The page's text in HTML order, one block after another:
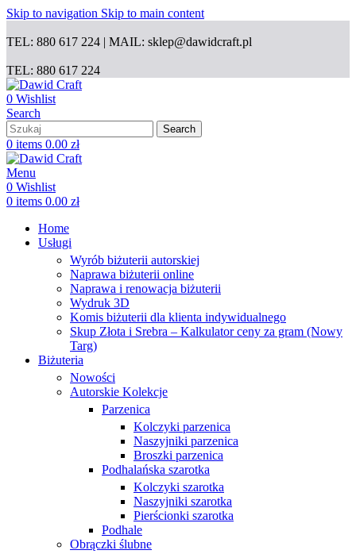
Skip to navigation Skip to main content
TEL: 880 617 224 | MAIL: sklep@dawidcraft.pl
TEL: 880 617 224
0 Wishlist
Search
Search
0 items 0.00 zł
Menu
0 Wishlist
0 items 0.00 zł
Home
Usługi
Wyrób biżuterii autorskiej
Naprawa biżuterii online
Naprawa i renowacja biżuterii
Wydruk 3D
Komis biżuterii dla klienta indywidualnego
Skup Złota i Srebra – Kalkulator ceny za gram (Nowy
Targ)
Biżuteria
Nowości
Autorskie Kolekcje
Parzenica
Kolczyki parzenica
Naszyjniki parzenica
Broszki parzenica
Podhalańska szarotka
Kolczyki szarotka
Naszyjniki szarotka
Pierścionki szarotka
Podhale
Obrączki ślubne